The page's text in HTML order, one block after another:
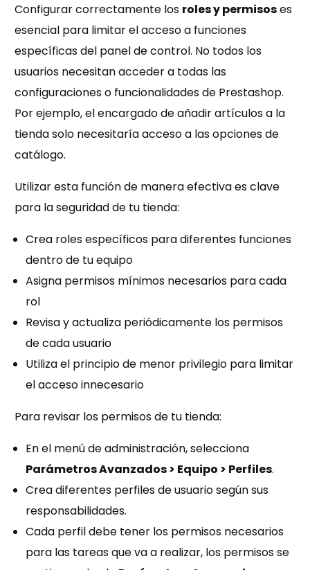
Configurar correctamente los roles y permisoses
esencial para limitar el acceso a funciones
específicas del panel de control. No todos los
usuarios necesitan acceder a todas las
configuraciones o funcionalidades de Prestashop.
Por ejemplo, el encargado de añadir artículos a la
tienda solo necesitaría acceso a las opciones de
catálogo.
Utilizar esta función de manera efectiva es clave
para la seguridad de tu tienda:
Crea roles específicos para diferentes funciones
dentro de tu equipo
Asigna permisos mínimos necesarios para cada
rol
Revisa y actualiza periódicamente los permisos
de cada usuario
Utiliza el principio de menor privilegio para limitar
el acceso innecesario
Para revisar los permisos de tu tienda:
En el menú de administración, selecciona
Parámetros Avanzados > Equipo > Perfiles.
Crea diferentes perfiles de usuario según sus
responsabilidades.
Cada perfil debe tener los permisos necesarios
para las tareas que va a realizar, los permisos se